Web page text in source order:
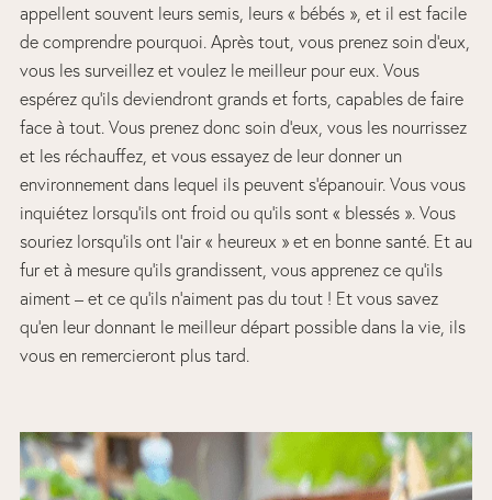
appellent souvent leurs semis, leurs « bébés », et il est facile
de comprendre pourquoi. Après tout, vous prenez soin d’eux,
vous les surveillez et voulez le meilleur pour eux. Vous
espérez qu’ils deviendront grands et forts, capables de faire
face à tout. Vous prenez donc soin d’eux, vous les nourrissez
et les réchauffez, et vous essayez de leur donner un
environnement dans lequel ils peuvent s’épanouir. Vous vous
inquiétez lorsqu’ils ont froid ou qu’ils sont « blessés ». Vous
souriez lorsqu’ils ont l’air « heureux » et en bonne santé. Et au
fur et à mesure qu’ils grandissent, vous apprenez ce qu’ils
aiment – et ce qu’ils n’aiment pas du tout ! Et vous savez
qu’en leur donnant le meilleur départ possible dans la vie, ils
vous en remercieront plus tard.